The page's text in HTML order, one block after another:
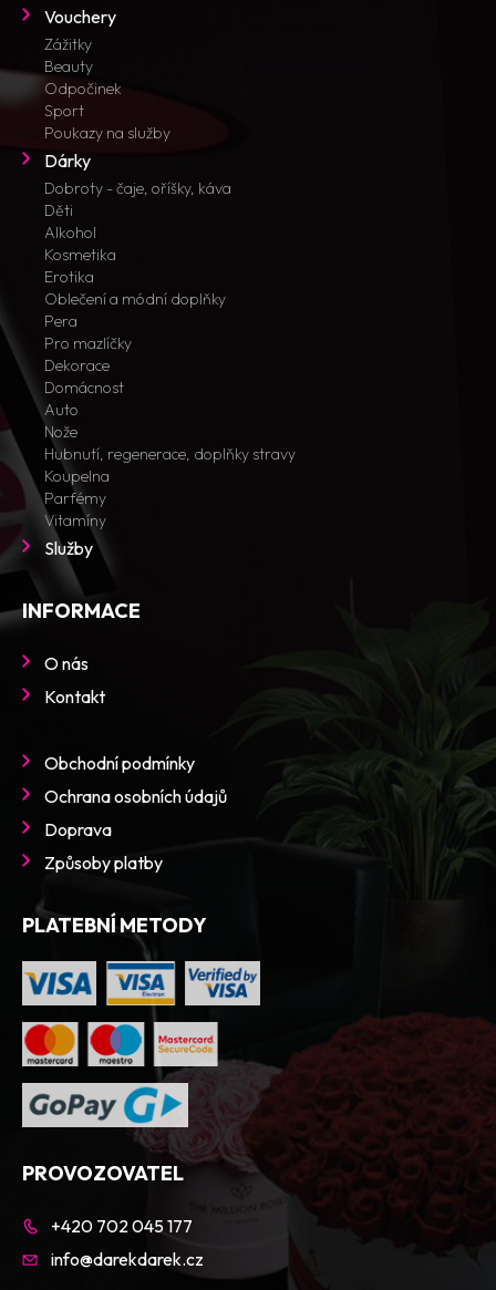
Vouchery
Zážitky
Beauty
Odpočinek
Sport
Poukazy na služby
Dárky
Dobroty - čaje, oříšky, káva
Děti
Alkohol
Kosmetika
Erotika
Oblečení a módní doplňky
Pera
Pro mazlíčky
Dekorace
Domácnost
Auto
Nože
Hubnutí, regenerace, doplňky stravy
Koupelna
Parfémy
Vitamíny
Služby
INFORMACE
O nás
Kontakt
Obchodní podmínky
Ochrana osobních údajů
Doprava
Způsoby platby
PLATEBNÍ METODY
PROVOZOVATEL
+420 702 045 177
info@darekdarek.cz